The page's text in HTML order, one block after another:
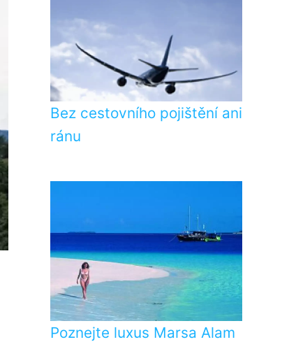
Bez cestovního pojištění ani
ránu
Poznejte luxus Marsa Alam